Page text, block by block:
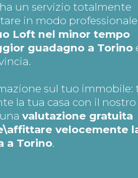
un servizio totalmente
in modo professionale
Loft nel minor tempo
guadagno a Torino
sul tuo immobile:
la tua casa con il nostro
valutazione gratuita
velocemente
a Torino.